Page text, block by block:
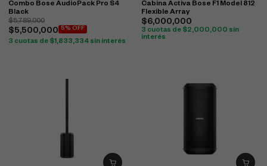
Combo Bose AudioPack Pro S4
Black
$5,789,000
$5,500,000 5% OFF
3 cuotas de $1,833,334 sin interés
Cabina Activa Bose F1 Model 812
Flexible Array
$6,000,000
3 cuotas de $2,000,000 sin
interés